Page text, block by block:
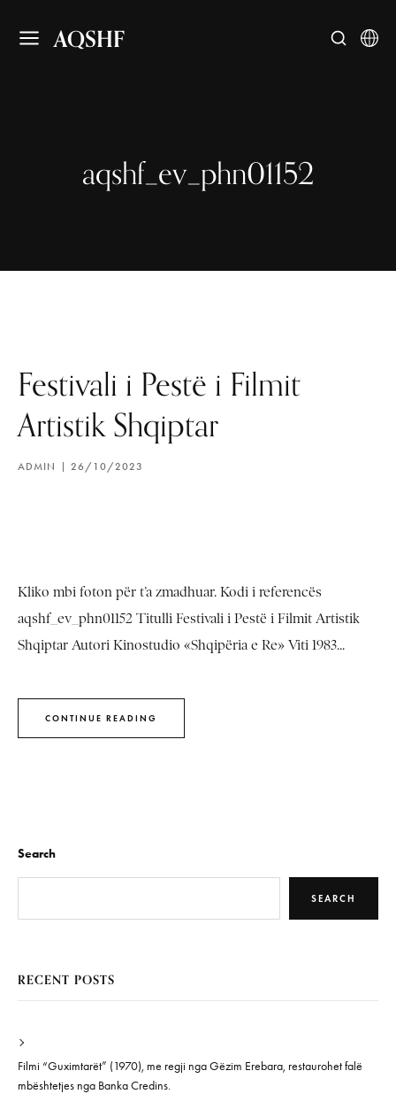
AQSHF
aqshf_ev_phn01152
Festivali i Pestë i Filmit
Artistik Shqiptar
ADMIN 26/10/2023
Kliko mbi foton për t’a zmadhuar. Kodi i referencës
aqshf_ev_phn01152 Titulli Festivali i Pestë i Filmit Artistik
Shqiptar Autori Kinostudio «Shqipëria e Re» Viti 1983...
CONTINUE READING
Search
SEARCH
RECENT POSTS
Filmi “Guximtarët” (1970), me regji nga Gëzim Erebara, restaurohet falë
mbështetjes nga Banka Credins.